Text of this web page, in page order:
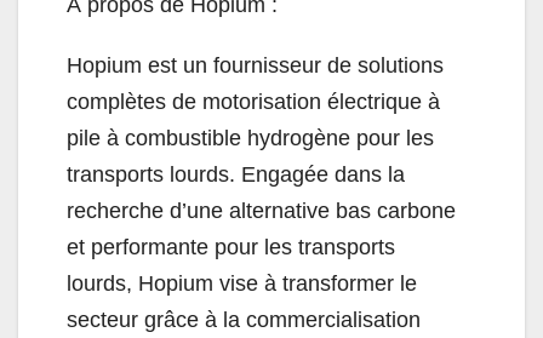
À propos de Hopium :
Hopium est un fournisseur de solutions
complètes de motorisation électrique à
pile à combustible hydrogène pour les
transports lourds. Engagée dans la
recherche d’une alternative bas carbone
et performante pour les transports
lourds, Hopium vise à transformer le
secteur grâce à la commercialisation